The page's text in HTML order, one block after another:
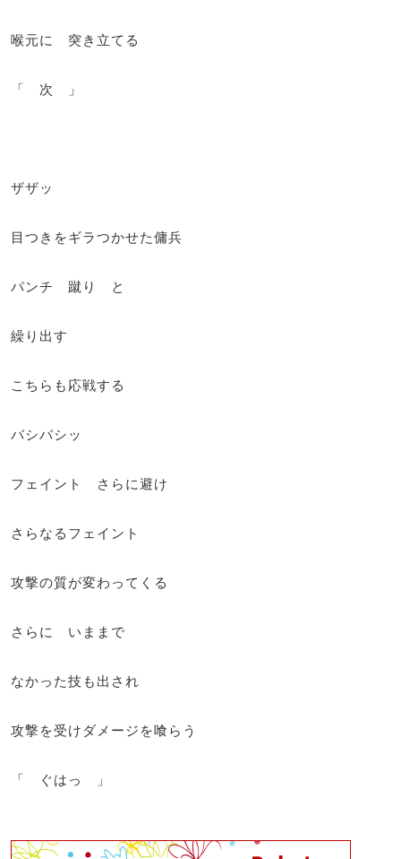
喉元に 突き立てる
「 次 」
ザザッ
目つきをギラつかせた傭兵
パンチ 蹴り と
繰り出す
こちらも応戦する
バシバシッ
フェイント さらに避け
さらなるフェイント
攻撃の質が変わってくる
さらに いままで
なかった技も出され
攻撃を受けダメージを喰らう
「 ぐはっ 」